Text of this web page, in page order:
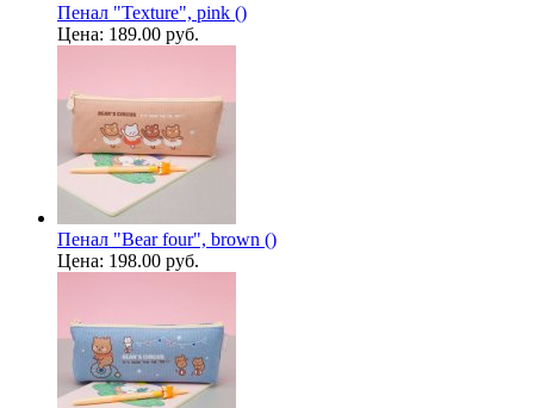
Пенал "Texture", pink ()
Цена: 189.00 руб.
Пенал "Bear four", brown ()
Цена: 198.00 руб.